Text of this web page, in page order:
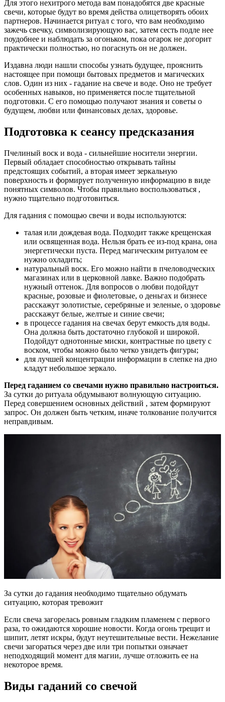
Для этого нехитрого метода вам понадобятся две красные
свечи, которые будут во время действа олицетворять обоих
партнеров. Начинается ритуал с того, что вам необходимо
зажечь свечку, символизирующую вас, затем сесть подле нее
поудобнее и наблюдать за огоньком, пока огарок не догорит
практически полностью, но погаснуть он не должен.
Издавна люди нашли способы узнать будущее, прояснить
настоящее при помощи бытовых предметов и магических
слов. Один из них - гадание на свече и воде. Оно не требует
особенных навыков, но применяется после тщательной
подготовки. С его помощью получают знания и советы о
будущем, любви или финансовых делах, здоровье.
Подготовка к сеансу предсказания
Пчелиный воск и вода - сильнейшие носители энергии.
Первый обладает способностью открывать тайны
предстоящих событий, а вторая имеет зеркальную
поверхность и формирует полученную информацию в виде
понятных символов. Чтобы правильно воспользоваться ,
нужно тщательно подготовиться.
Для гадания с помощью свечи и воды используются:
талая или дождевая вода. Подходит также крещенская
или освященная вода. Нельзя брать ее из-под крана, она
энергетически пуста. Перед магическим ритуалом ее
нужно охладить;
натуральный воск. Его можно найти в пчеловодческих
магазинах или в церковной лавке. Важно подобрать
нужный оттенок. Для вопросов о любви подойдут
красные, розовые и фиолетовые, о деньгах и бизнесе
расскажут золотистые, серебряные и зеленые, о здоровье
расскажут белые, желтые и синие свечи;
в процессе гадания на свечах берут емкость для воды.
Она должна быть достаточно глубокой и широкой.
Подойдут однотонные миски, контрастные по цвету с
воском, чтобы можно было четко увидеть фигуры;
для лучшей концентрации информации в слепке на дно
кладут небольшое зеркало.
Перед гаданием со свечами нужно правильно настроиться.
За сутки до ритуала обдумывают волнующую ситуацию.
Перед совершением основных действий , затем формируют
запрос. Он должен быть четким, иначе толкование получится
неправдивым.
За сутки до гадания необходимо тщательно обдумать
ситуацию, которая тревожит
Если свеча загорелась ровным гладким пламенем с первого
раза, то ожидаются хорошие новости. Когда огонь трещит и
шипит, летят искры, будут неутешительные вести. Нежелание
свечи загораться через две или три попытки означает
неподходящий момент для магии, лучше отложить ее на
некоторое время.
Виды гаданий со свечой